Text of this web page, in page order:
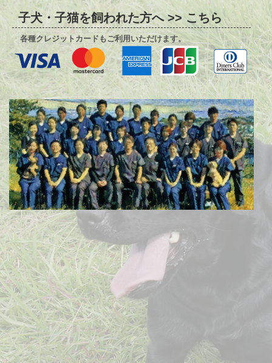
付時間を変更させていただきます。
12月1日以降、午後の診察が16:00～19:00(受付終了
18:30)→16:00～18:30(受付終了18:00)に変更になります。
みなさまには、ご不便ご迷惑をおかけいたしますが何卒よろしく
お願いいたします。
2024/06/07
電話対応の時間について
本日より電話対応を17時45分までとさせていただきます。
17時45分以降は留守電に切り替わりますのでご注意ください。
よろしくお願いいたします。
2022/05/27
ホテル再開のお知らせ
犬猫に限り頭数を制限してホテルを再開します。
電話にて予約をお願いします。
2022/05/27
横浜市以外の飼い主様へ
横浜市以外のワンちゃんで6月1日以降狂犬病予防接種する場合、
必ず市町村から発行された狂犬病予防注射済票交付申請書をお持
ち下さい。
2022/04/01
鳥の診察中止について
令和4年4月1日より鳥の診察を中止致します。
子犬・子猫を飼われた方へ >> こちら
各種クレジットカードもご利用いただけます。